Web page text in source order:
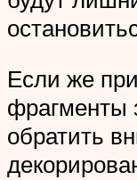
Если же
фрагменты
обратить